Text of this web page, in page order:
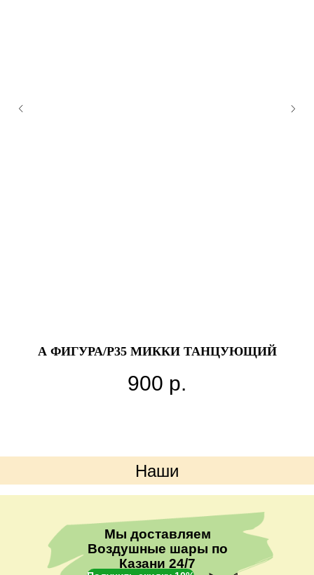
А ФИГУРА/P35 МИККИ ТАНЦУЮЩИЙ
900 р.
Наши
преимущества
Мы доставляем
Воздушные шары по
Казани 24/7